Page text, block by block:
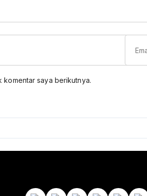
komentar saya berikutnya.